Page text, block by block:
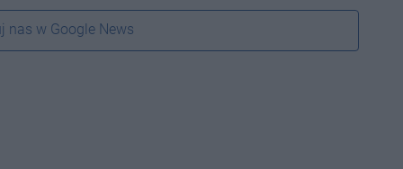
nas w Google News